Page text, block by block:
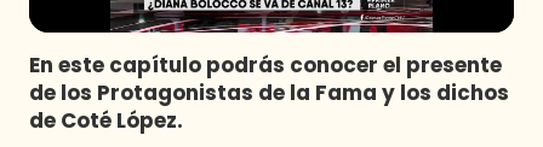
En este capítulo podrás conocer el presente
de los Protagonistas de la Fama y los dichos
de Coté López.
Club De La Comedia
Contigo en Directo
Plan Perfecto
El Tiempo